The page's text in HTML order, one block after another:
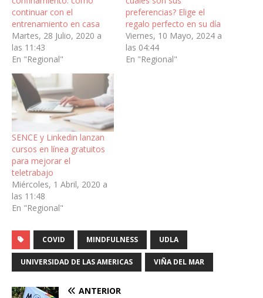
continuar con el
entrenamiento en casa
Martes, 28 Julio, 2020 a
las 11:43
En "Regional"
preferencias? Elige el
regalo perfecto en su día
Viernes, 10 Mayo, 2024 a
las 04:44
En "Regional"
SENCE y Linkedin lanzan
cursos en línea gratuitos
para mejorar el
teletrabajo
Miércoles, 1 Abril, 2020 a
las 11:48
En "Regional"
COVID MINDFULNESS UDLA
UNIVERSIDAD DE LAS AMERICAS VIÑA DEL MAR
ANTERIOR